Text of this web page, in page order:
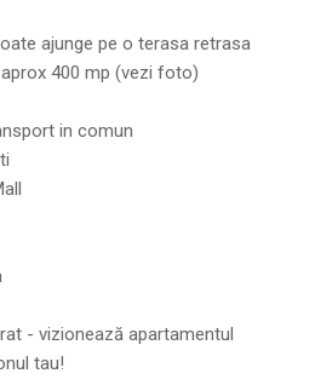
ajunge pe o terasa retrasa
400 mp (vezi foto)
in comun
- vizionează apartamentul
tau!